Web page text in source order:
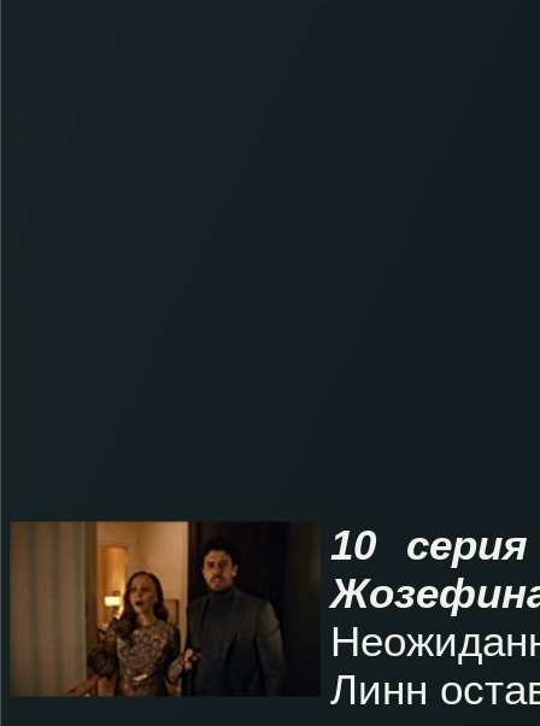
10
Линн